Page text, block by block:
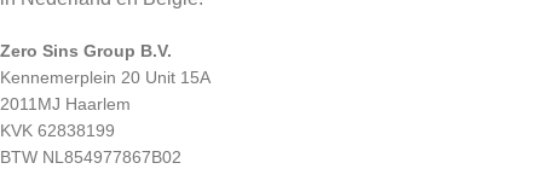
Zero Sins Group B.V.
Kennemerplein 20 Unit 15A
2011MJ Haarlem
KVK 62838199
BTW NL854977867B02